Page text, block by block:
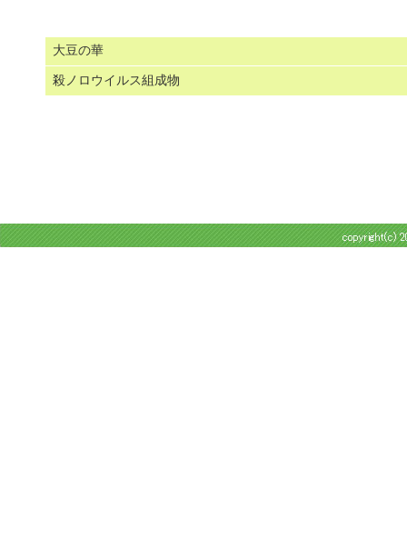
大豆の華
殺ノロウイルス組成物